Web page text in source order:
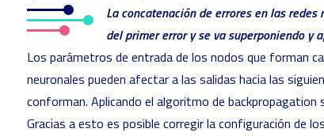
La concatenación de errores en las
del primer error y se va superponiendo y
Los parámetros de entrada de los nodos que forman
neuronales pueden afectar a las salidas hacia las
conforman. Aplicando el algoritmo de
Gracias a esto es posible corregir la configuración de